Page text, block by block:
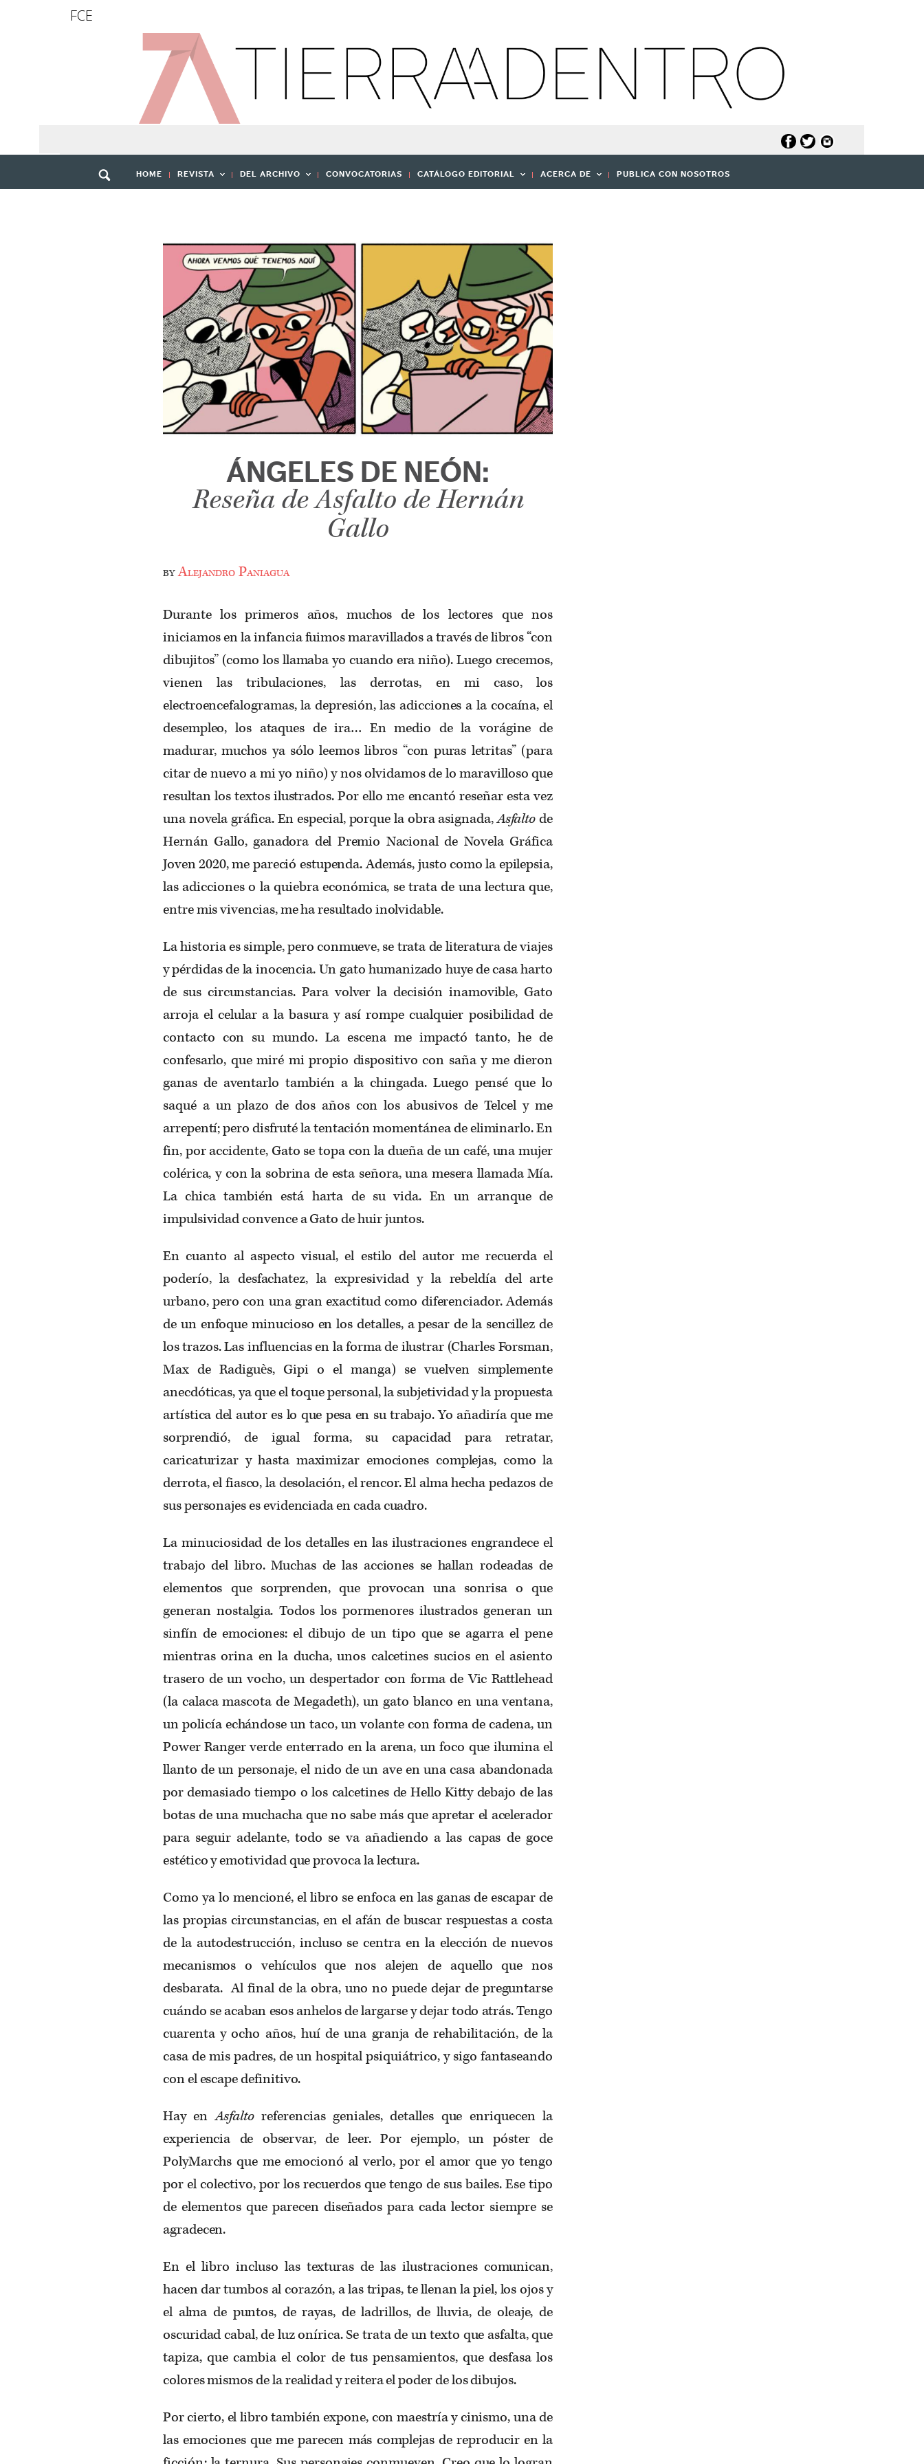
FCE
HOME REVISTA DEL ARCHIVO CONVOCATORIAS CATÁLOGO EDITORIAL ACERCA DE PUBLICA CON NOSOTROS
ÁNGELES DE NEÓN:
Reseña de Asfalto de Hernán
Gallo
byAlejandro Paniagua
Durante los primeros años, muchos de los lectores que nos
iniciamos en la infancia fuimos maravillados a través de libros “con
dibujitos” (como los llamaba yo cuando era niño). Luego crecemos,
vienen las tribulaciones, las derrotas, en mi caso, los
electroencefalogramas, la depresión, las adicciones a la cocaína, el
desempleo, los ataques de ira… En medio de la vorágine de
madurar, muchos ya sólo leemos libros “con puras letritas” (para
citar de nuevo a mi yo niño) y nos olvidamos de lo maravilloso que
resultan los textos ilustrados. Por ello me encantó reseñar esta vez
una novela gráfica. En especial, porque la obra asignada,Asfaltode
Hernán Gallo, ganadora del Premio Nacional de Novela Gráfica
Joven 2020, me pareció estupenda. Además, justo como la epilepsia,
las adicciones o la quiebra económica, se trata de una lectura que,
entre mis vivencias, me ha resultado inolvidable.
La historia es simple, pero conmueve, se trata de literatura de viajes
y pérdidas de la inocencia. Un gato humanizado huye de casa harto
de sus circunstancias. Para volver la decisión inamovible, Gato
arroja el celular a la basura y así rompe cualquier posibilidad de
contacto con su mundo. La escena me impactó tanto, he de
confesarlo, que miré mi propio dispositivo con saña y me dieron
ganas de aventarlo también a la chingada. Luego pensé que lo
saqué a un plazo de dos años con los abusivos de Telcel y me
arrepentí; pero disfruté la tentación momentánea de eliminarlo. En
fin, por accidente, Gato se topa con la dueña de un café, una mujer
colérica, y con la sobrina de esta señora, una mesera llamada Mía.
La chica también está harta de su vida. En un arranque de
impulsividad convence a Gato de huir juntos.
En cuanto al aspecto visual, el estilo del autor me recuerda el
poderío, la desfachatez, la expresividad y la rebeldía del arte
urbano, pero con una gran exactitud como diferenciador. Además
de un enfoque minucioso en los detalles, a pesar de la sencillez de
los trazos. Las influencias en la forma de ilustrar (Charles Forsman,
Max de Radiguès, Gipi o el manga) se vuelven simplemente
anecdóticas, ya que el toque personal, la subjetividad y la propuesta
artística del autor es lo que pesa en su trabajo. Yo añadiría que me
sorprendió, de igual forma, su capacidad para retratar,
caricaturizar y hasta maximizar emociones complejas, como la
derrota, el fiasco, la desolación, el rencor. El alma hecha pedazos de
sus personajes es evidenciada en cada cuadro.
La minuciosidad de los detalles en las ilustraciones engrandece el
trabajo del libro. Muchas de las acciones se hallan rodeadas de
elementos que sorprenden, que provocan una sonrisa o que
generan nostalgia. Todos los pormenores ilustrados generan un
sinfín de emociones: el dibujo de un tipo que se agarra el pene
mientras orina en la ducha, unos calcetines sucios en el asiento
trasero de un vocho, un despertador con forma de Vic Rattlehead
(la calaca mascota de Megadeth), un gato blanco en una ventana,
un policía echándose un taco, un volante con forma de cadena, un
Power Ranger verde enterrado en la arena, un foco que ilumina el
llanto de un personaje, el nido de un ave en una casa abandonada
por demasiado tiempo o los calcetines de Hello Kitty debajo de las
botas de una muchacha que no sabe más que apretar el acelerador
para seguir adelante, todo se va añadiendo a las capas de goce
estético y emotividad que provoca la lectura.
Como ya lo mencioné, el libro se enfoca en las ganas de escapar de
las propias circunstancias, en el afán de buscar respuestas a costa
de la autodestrucción, incluso se centra en la elección de nuevos
mecanismos o vehículos que nos alejen de aquello que nos
desbarata. Al final de la obra, uno no puede dejar de preguntarse
cuándo se acaban esos anhelos de largarse y dejar todo atrás. Tengo
cuarenta y ocho años, huí de una granja de rehabilitación, de la
casa de mis padres, de un hospital psiquiátrico, y sigo fantaseando
con el escape definitivo.
Hay enAsfaltoreferencias geniales, detalles que enriquecen la
experiencia de observar, de leer. Por ejemplo, un póster de
PolyMarchs que me emocionó al verlo, por el amor que yo tengo
por el colectivo, por los recuerdos que tengo de sus bailes. Ese tipo
de elementos que parecen diseñados para cada lector siempre se
agradecen.
En el libro incluso las texturas de las ilustraciones comunican,
hacen dar tumbos al corazón, a las tripas, te llenan la piel, los ojos y
el alma de puntos, de rayas, de ladrillos, de lluvia, de oleaje, de
oscuridad cabal, de luz onírica. Se trata de un texto que asfalta, que
tapiza, que cambia el color de tus pensamientos, que desfasa los
colores mismos de la realidad y reitera el poder de los dibujos.
Por cierto, el libro también expone, con maestría y cinismo, una de
las emociones que me parecen más complejas de reproducir en la